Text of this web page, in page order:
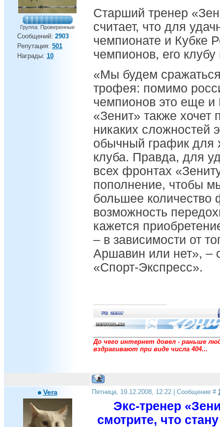
Группа: Проверенные
Сообщений: 2903
Репутация: 501
Награды: 10
Старший тренер
считает, что для
чемпионате и Кубке
чемпионов, его
«Мы будем
трофея: помимо
чемпионов это еще и
«Зенит» также хочет
никаких сложностей
обычный график для
клуба. Правда, для
всех фронтах
пополнение, чтобы
большее количество
возможность
кажется
– в зависимости от
Аршавин или нет», –
«Спорт-Экспресс».
До чего интернет довел - раньше
вздрагивают при виде числа 404...
Vera Пятница, 19.12.2008, 12:22 | Сообщение #
Экс-тренер
смотрите, что